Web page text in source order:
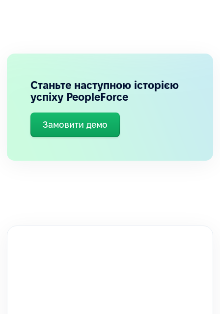
Станьте наступною історією
успіху PeopleForce
Замовити демо